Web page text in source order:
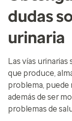
dudas
urinaria
Las vías urinarias
que produce,
problema,
además de ser
problemas de